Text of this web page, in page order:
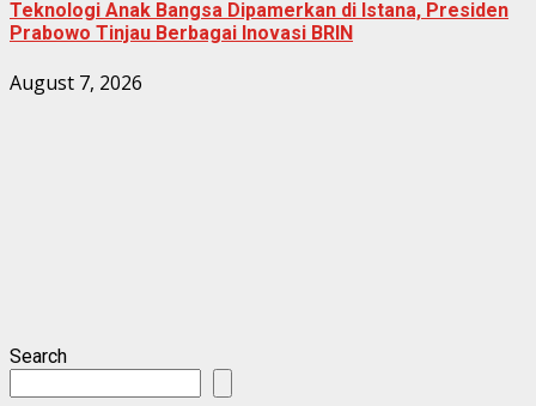
Teknologi Anak Bangsa Dipamerkan di Istana, Presiden
Prabowo Tinjau Berbagai Inovasi BRIN
August 7, 2026
Search